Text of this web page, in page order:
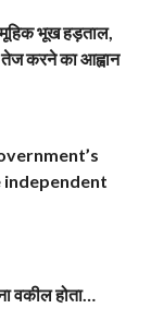
भूख हड़ताल,
करने का आह्वान
वकील होता…